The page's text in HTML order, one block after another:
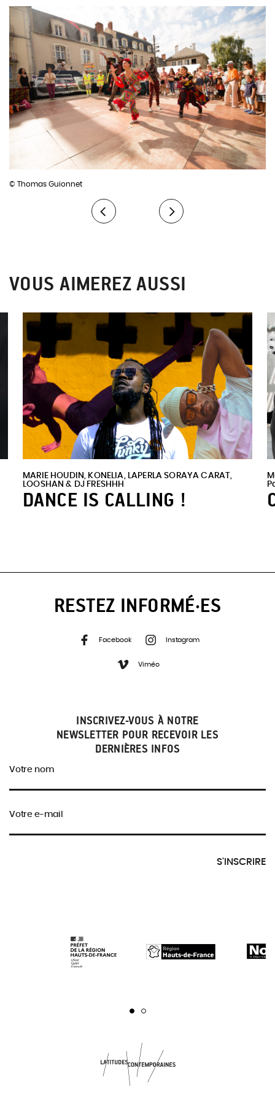
de la danse, dans sa dimension sociale. Elle développe
notamment des invitations géantes à danser dans l’espace
publique et non dédié. Depuis 2018, elle voyage pour rencontrer
des danses et collecter des histoires de danses entre le Sénégal,
Cuba et la Nouvelle Orléans. Des voyages qui nourrissent un
projet numérique vidéo et sonore, et des échanges artistiques
internationaux, à l’image d’un projet réalisé en 2021 : « New
Orleans Fever ».
Principaux spectacles, projets et invitations à la danse, créés ou
co-crées depuis 2015 : « New Orleans Fever », le Bal du « Tout-
Monde », « Unexpected », « Get Down », « Groove Nation », « Soul
Costumes
Éléments de scénographie
Alexandre Lemagne
DiffusionJulie Besserova Chomard pour Engrenage[s]
Aide à la résidence mutualiséeRennes Métropole
CoproductionLes Tombées De La Nuit (Rennes), L’Hermine –
Scène de territoire pour la danse à Sarzeau / Golfe du Morbihan
Vannes Agglomération, Le Festival Les Renc’arts Hip Hop, Le Très
Tôt Théâtre, Scène Conventionnée Jeune Public (Quimper), Le
Musée de la Danse / CCNRB (Rennes)
Accueil en résidence
Le Très tôt théâtre, Le Quartz Brest, Le
Musée de la Danse / CCNRB (Rennes), Centre culturel l’Hermine
© Thomas Guionnet
VOUS AIMEREZ AUSSI
MARIE HOUDIN, KONELIA, LAPERLA SORAYA CARAT,
LOOSHAN & DJ FRESHHH
DANCE IS CALLING !
RESTEZ INFORMÉ·ES
Facebook Instagram
Viméo
INSCRIVEZ-VOUS À NOTRE
NEWSLETTER POUR RECEVOIR LES
DERNIÈRES INFOS
Votre nom
Votre e-mail
S'INSCRIRE
Page 1 Page 2